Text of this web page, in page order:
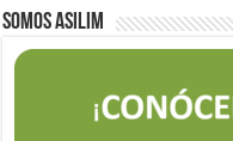
Somos Asilim